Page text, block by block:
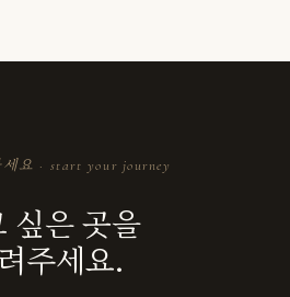
요 · start your journey
싶은 곳을
주세요.